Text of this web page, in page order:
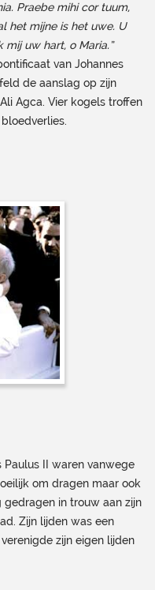
Praebe mihi cor tuum,
het mijne is het uwe. U
mij uw hart, o Maria.”
van Johannes
de aanslag op zijn
Agca. Vier kogels troffen
Paulus II waren vanwege
om dragen maar ook
in trouw aan zijn
Zijn lijden was een
zijn eigen lijden